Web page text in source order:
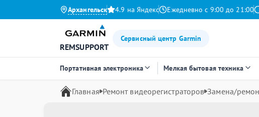
Архангельск 4.9 на Яндекс Ежедневно с 9:00 до 21:00
REMSUPPORT
Сервисный центр Garmin
Портативная электроника Мелкая бытовая техника
Главная Ремонт видеорегистраторов Замена/